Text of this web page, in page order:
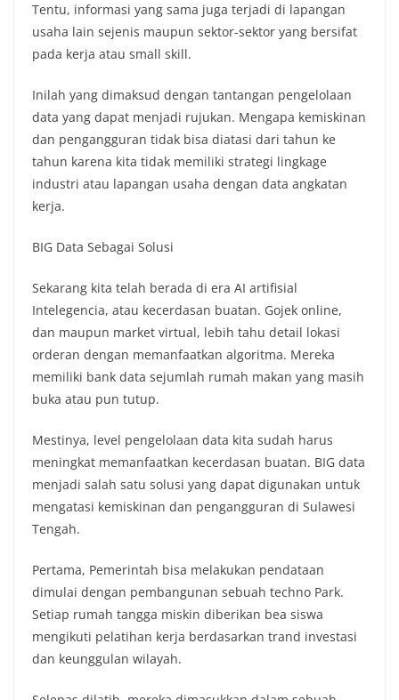
Tentu, informasi yang sama juga terjadi di lapangan
usaha lain sejenis maupun sektor-sektor yang bersifat
pada kerja atau small skill.
Inilah yang dimaksud dengan tantangan pengelolaan
data yang dapat menjadi rujukan. Mengapa kemiskinan
dan pengangguran tidak bisa diatasi dari tahun ke
tahun karena kita tidak memiliki strategi lingkage
industri atau lapangan usaha dengan data angkatan
kerja.
BIG Data Sebagai Solusi
Sekarang kita telah berada di era AI artifisial
Intelegencia, atau kecerdasan buatan. Gojek online,
dan maupun market virtual, lebih tahu detail lokasi
orderan dengan memanfaatkan algoritma. Mereka
memiliki bank data sejumlah rumah makan yang masih
buka atau pun tutup.
Mestinya, level pengelolaan data kita sudah harus
meningkat memanfaatkan kecerdasan buatan. BIG data
menjadi salah satu solusi yang dapat digunakan untuk
mengatasi kemiskinan dan pengangguran di Sulawesi
Tengah.
Pertama, Pemerintah bisa melakukan pendataan
dimulai dengan pembangunan sebuah techno Park.
Setiap rumah tangga miskin diberikan bea siswa
mengikuti pelatihan kerja berdasarkan trand investasi
dan keunggulan wilayah.